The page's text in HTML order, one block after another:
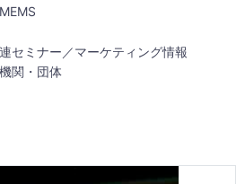
セミナー／マーケティング情報
関・団体